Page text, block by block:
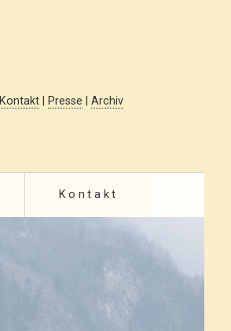
Kontakt Presse |Archiv
Kontakt